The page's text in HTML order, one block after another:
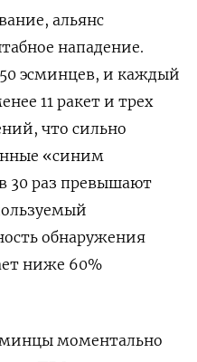
альянс
нападение.
эсминцев, и каждый
11 ракет и трех
что сильно
«синим
30 раз превышают
обнаружения
ниже 60%
моментально